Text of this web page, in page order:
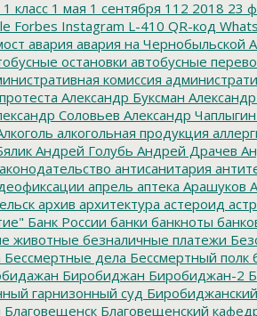
1 класс 1 мая 1 сентября 112 2018 23
Forbes Instagram L-410 QR-код
авария авария на Чернобыльской
остановки автобусные
комиссия
Александр Буксман
Соловьев Александр Чаплыгин
алкогольная продукция
Андрей Голубь Андрей Драчев
антисанитария
апрель аптека Арашуков
архив архитектура астероид
Банк России банки банкноты
животные безналичные платежи
Бессмертные дела Бессмертный полк
Биробиджан Биробиджан-2
гарнизонный суд
Благовещенск Благовещенский